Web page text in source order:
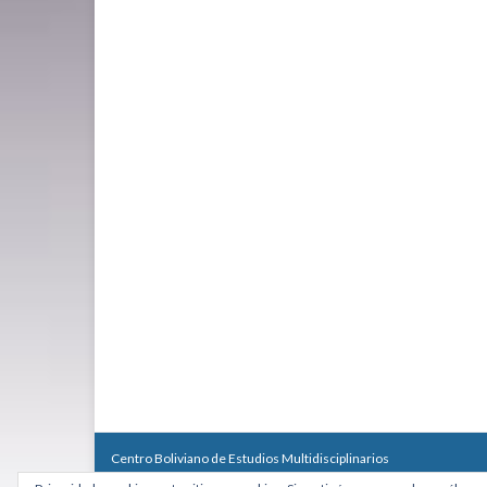
Centro Boliviano de Estudios Multidisciplinarios
Calle Macario Pinilla # 2588 esq. Av. Arce, Edificio Arcadia,